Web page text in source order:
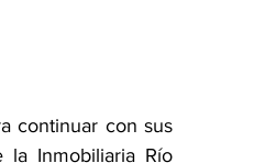
continuar con sus
Inmobiliaria Río